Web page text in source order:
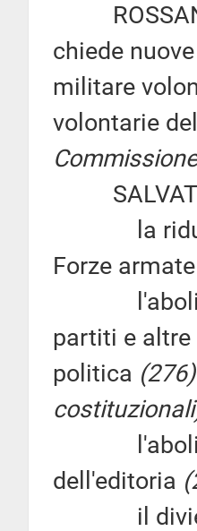
chiede
militare
volontarie
la
Forze
partiti e altre
politica
dell'editoria
il divieto